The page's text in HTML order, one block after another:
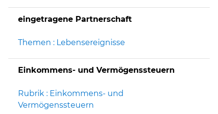
eingetragene Partnerschaft
Themen : Lebensereignisse
Einkommens- und Vermögenssteuern
Rubrik : Einkommens- und
Vermögenssteuern